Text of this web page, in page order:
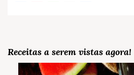
Receitas a serem vistas agora!